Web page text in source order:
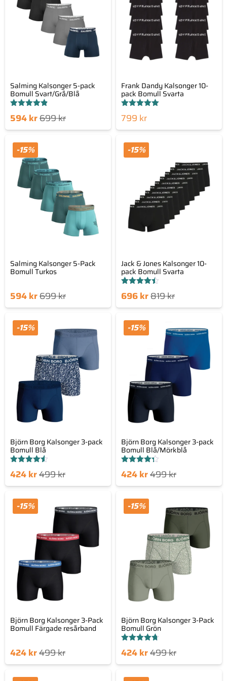
Salming Kalsonger 5-pack
Bomull Svart/Grå/Blå
4.80
699kr
Det
priset
var:
699 kr.
594kr
Frank Dandy Kalsonger 10-
pack Bomull Svarta
5.00
799 kr
Salming Kalsonger 5-Pack
Bomull Turkos
-15%
699kr
Det
priset
var:
594kr
Jack & Jones Kalsonger 10-
pack Bomull Svarta
-15%
Betygsatt
4.44
819kr
Det
ursprungliga
priset
var:
696kr
nuvarande
696 kr.
Björn Borg Kalsonger 3-pack
Bomull Blå
-15%
Betygsatt
4.50
499kr
Det
priset
var:
424kr
Björn Borg Kalsonger 3-pack
Bomull Blå/Mörkblå
-15%
Betygsatt
4.33
499kr
Det
ursprungliga
priset
var:
424kr
Det
nuvarande
424 kr.
Björn Borg Kalsonger 3-Pack
Bomull Färgade resårband
-15%
499kr
Det
424kr
Björn Borg Kalsonger 3-Pack
Bomull Grön
-15%
Betygsatt
4.71
499kr
Det
ursprungliga
424kr
Det
nuvarande